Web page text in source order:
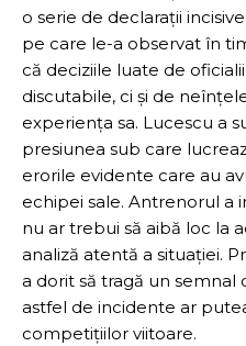
o serie de declarații
pe care le-a observat în
că deciziile luate de
discutabile, ci și de
experiența sa. Lucescu a
presiunea sub care
erorile evidente care au
echipei sale. Antrenorul a
nu ar trebui să aibă loc la
analiză atentă a situației.
a dorit să tragă un semnal
astfel de incidente ar
competițiilor viitoare.